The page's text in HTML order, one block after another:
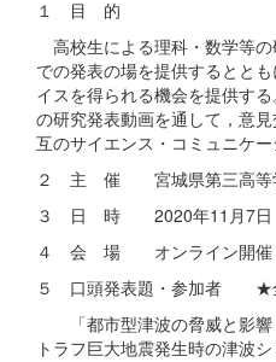
１ 目 的
高校生による理科・数学等
での発表の場を提供するとと
イスを得られる機会を提供す
の研究発表動画を通して，意
互のサイエンス・コミュニケー
２ 主 催 宮城県第三高等
３ 日 時 2020年11月7日
４ 会 場 オンライン開催
５ 口頭発表題・参加者 ★
「都市型津波の脅威と影響
トラフ巨大地震発生時の津波